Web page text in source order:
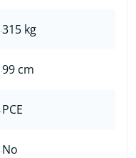
315 kg
99 cm
PCE
No